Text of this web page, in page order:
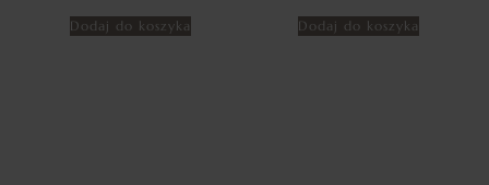
Dodaj do koszyka Dodaj do koszyka